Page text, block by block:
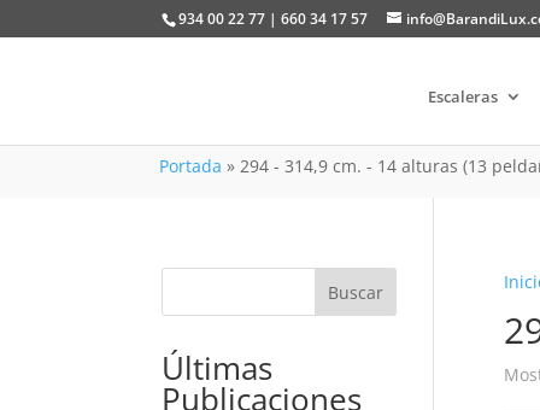
934 00 22 77 | 660 34 17 57
Escaleras
Portada » 294 - 314,9 cm. - 14 alturas (13
Buscar
Últimas
Publicaciones